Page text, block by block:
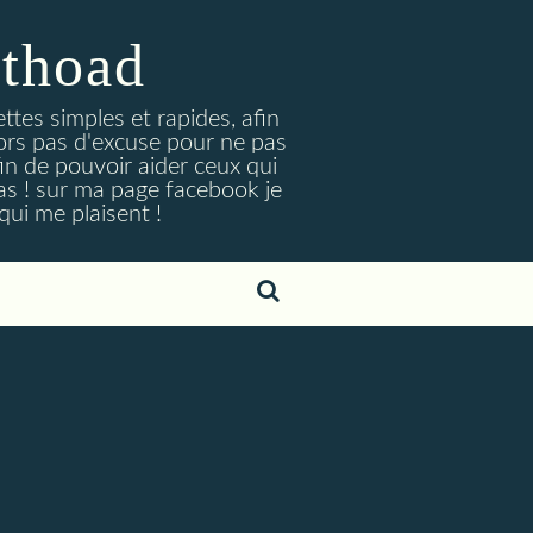
simples et rapides, afin
pas d'excuse pour ne pas
de pouvoir aider ceux qui
! sur ma page facebook je
me plaisent !